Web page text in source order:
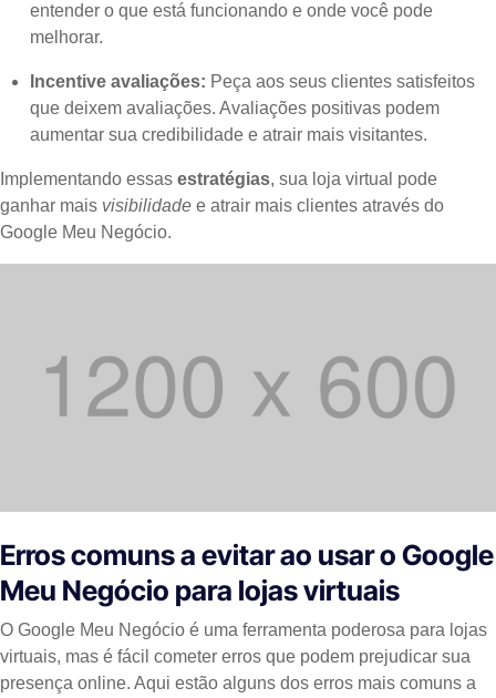
entender o que está funcionando e onde você pode
melhorar.
Incentive avaliações: Peça aos seus clientes satisfeitos
que deixem avaliações. Avaliações positivas podem
aumentar sua credibilidade e atrair mais visitantes.
Implementando essas estratégias, sua loja virtual pode
ganhar mais visibilidade e atrair mais clientes através do
Google Meu Negócio.
Erros comuns a evitar ao usar o Google
Meu Negócio para lojas virtuais
O Google Meu Negócio é uma ferramenta poderosa para lojas
virtuais, mas é fácil cometer erros que podem prejudicar sua
presença online. Aqui estão alguns dos erros mais comuns a